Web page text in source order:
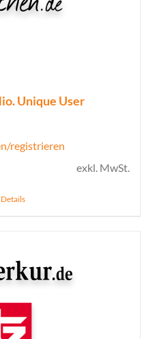
Unique User
registrieren
exkl. MwSt.
Details